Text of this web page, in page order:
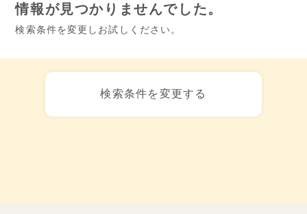
情報が見つかりませんでした。
検索条件を変更しお試しください。
検索条件を変更する